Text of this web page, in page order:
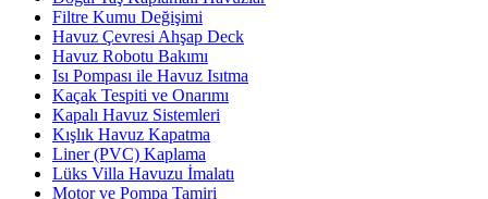
Filtre Kumu Değişimi
Havuz Çevresi Ahşap Deck
Havuz Robotu Bakımı
Isı Pompası ile Havuz Isıtma
Kaçak Tespiti ve Onarımı
Kapalı Havuz Sistemleri
Kışlık Havuz Kapatma
Liner (PVC) Kaplama
Lüks Villa Havuzu İmalatı
Motor ve Pompa Tamiri